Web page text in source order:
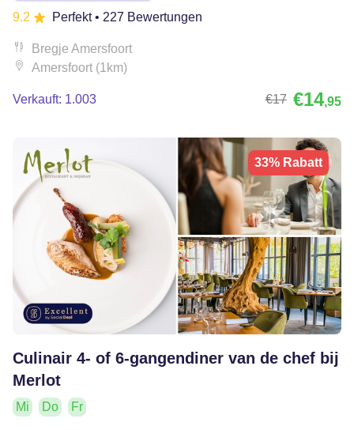
9.2
Perfekt• 227 Bewertungen
Bregje Amersfoort
Amersfoort (1km)
Verkauft: 1.003 €17 €14,95
33% Rabatt
Culinair 4- of 6-gangendiner van de chef bij
Merlot
Mi Do Fr